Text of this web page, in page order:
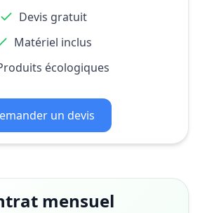
Devis gratuit
Matériel inclus
écologiques
un devis
mensuel